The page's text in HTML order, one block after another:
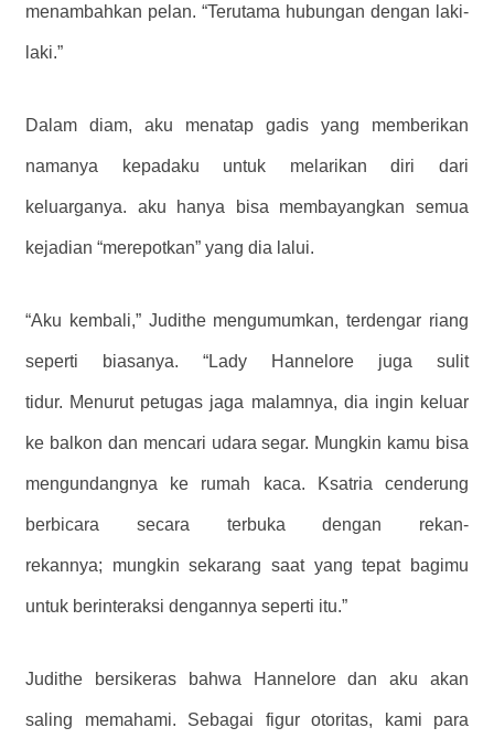
menambahkan pelan. “Terutama hubungan dengan laki-
laki.”
Dalam diam, aku menatap gadis yang memberikan
namanya kepadaku untuk melarikan diri dari
keluarganya. aku hanya bisa membayangkan semua
kejadian “merepotkan” yang dia lalui.
“Aku kembali,” Judithe mengumumkan, terdengar riang
seperti biasanya. “Lady Hannelore juga sulit
tidur. Menurut petugas jaga malamnya, dia ingin keluar
ke balkon dan mencari udara segar. Mungkin kamu bisa
mengundangnya ke rumah kaca. Ksatria cenderung
berbicara secara terbuka dengan rekan-
rekannya; mungkin sekarang saat yang tepat bagimu
untuk berinteraksi dengannya seperti itu.”
Judithe bersikeras bahwa Hannelore dan aku akan
saling memahami. Sebagai figur otoritas, kami para